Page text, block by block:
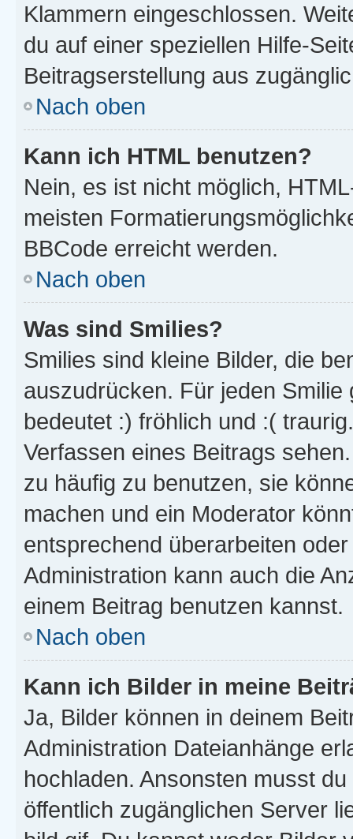
Klammern eingeschlossen.
du auf einer speziellen Hilfe-
Beitragserstellung aus
Nach oben
Kann ich HTML benutzen?
Nein, es ist nicht möglich,
meisten
BBCode erreicht werden.
Nach oben
Was sind Smilies?
Smilies sind kleine Bilder, die
auszudrücken. Für jeden
bedeutet :) fröhlich und :(
Verfassen eines Beitrags
zu häufig zu benutzen, sie
machen und ein Moderator
entsprechend überarbeiten
Administration kann auch die
einem Beitrag benutzen kannst.
Nach oben
Kann ich Bilder in meine
Ja, Bilder können in deinem
Administration Dateianhänge
hochladen. Ansonsten musst
öffentlich zugänglichen Server